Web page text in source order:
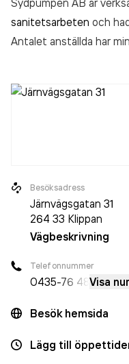
Sydpumpen AB är
sanitetsarbeten och
Antalet anställda har
ABomsatte 20 702
Besöksadress
Järnvägsgatan 31
264 33 Klippan
Vägbeskrivning
Telefonnummer
0435-76 48 Visa
Besök hemsida
Lägg till